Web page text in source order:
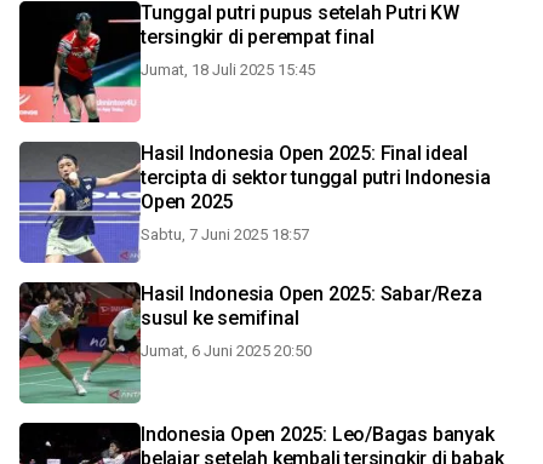
Tunggal putri pupus setelah Putri KW
tersingkir di perempat final
Jumat, 18 Juli 2025 15:45
Hasil Indonesia Open 2025: Final ideal
tercipta di sektor tunggal putri Indonesia
Open 2025
Sabtu, 7 Juni 2025 18:57
Hasil Indonesia Open 2025: Sabar/Reza
susul ke semifinal
Jumat, 6 Juni 2025 20:50
Indonesia Open 2025: Leo/Bagas banyak
belajar setelah kembali tersingkir di babak